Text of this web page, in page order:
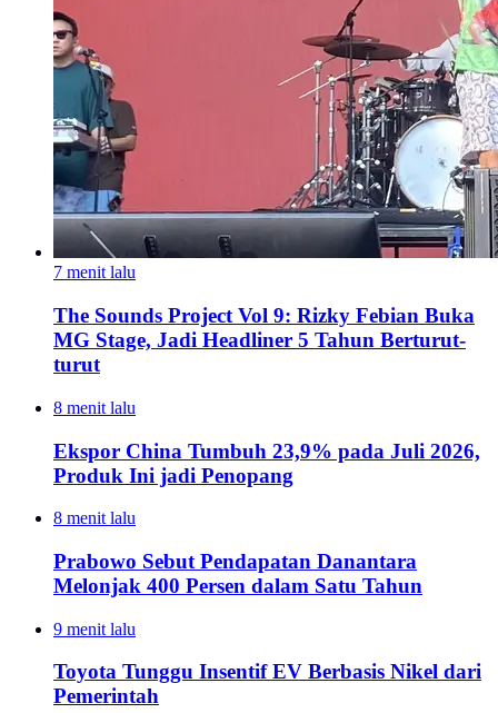
7 menit lalu
The Sounds Project Vol 9: Rizky Febian Buka
MG Stage, Jadi Headliner 5 Tahun Berturut-
turut
8 menit lalu
Ekspor China Tumbuh 23,9% pada Juli 2026,
Produk Ini jadi Penopang
8 menit lalu
Prabowo Sebut Pendapatan Danantara
Melonjak 400 Persen dalam Satu Tahun
9 menit lalu
Toyota Tunggu Insentif EV Berbasis Nikel dari
Pemerintah